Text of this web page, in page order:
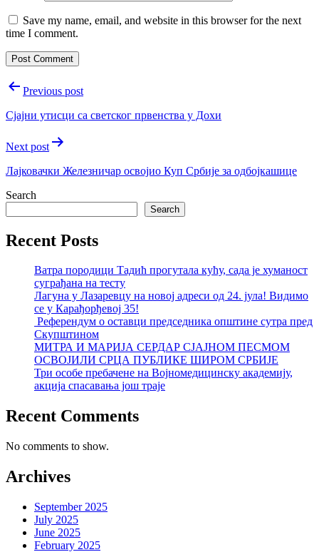
Save my name, email, and website in this browser for the next
time I comment.
PostPrevious post
Сјајни утисци са светског првенства у Дохи
Next post
Лајковачки Железничар освојио Куп Србије за одбојкашице
Search
Search
Recent Posts
Ватра породици Тадић прогутала кућу, сада је хуманост
суграђана на тесту
Лагуна у Лазаревцу на новој адреси од 24. јула! Видимо
се у Карађорђевој 35!
Референдум о оставци председника општине сутра пред
Скупштином
МИТРА И МАРИЈА СЕРДАР СЈАЈНОМ ПЕСМОМ
ОСВОЈИЛИ СРЦА ПУБЛИКЕ ШИРОМ СРБИЈЕ
Три особе пребачене на Војномедицинску академију,
акција спасавања још траје
Recent Comments
No comments to show.
Archives
September 2025
July 2025
June 2025
February 2025